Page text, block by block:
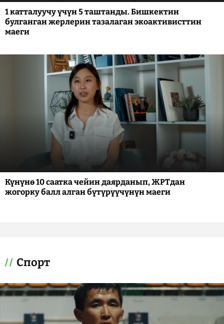
1 катталуучу үчүн 5 таштанды. Бишкектин
булганган жерлерин тазалаган экоактивисттин
маеги
Күнүнө 10 саатка чейин даярданып, ЖРТдан
жогорку балл алган бүтүрүүчүнүн маеги
Спорт